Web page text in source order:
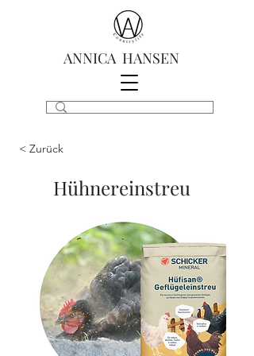
ANNICA HANSEN
Hühnereinstreu
< Zurück